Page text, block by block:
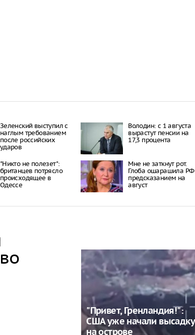
Зеленский выступил с
наглым требованием
после российских
ударов
Володин: с 1 августа
вырастут пенсии на
17,3 процента
"Никто не полезет":
британцев потрясло
происходящее в
Одессе
Мне не заткнут рот.
Глоба ошарашила РФ
предсказанием на
август
"Привет, Гренландия!":
США уже начали высадку
на острове